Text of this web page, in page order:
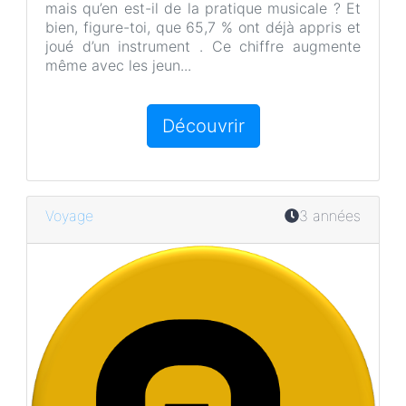
mais qu’en est-il de la pratique musicale ? Et
bien, figure-toi, que 65,7 % ont déjà appris et
joué d’un instrument . Ce chiffre augmente
même avec les jeun...
Découvrir
Voyage 3 années